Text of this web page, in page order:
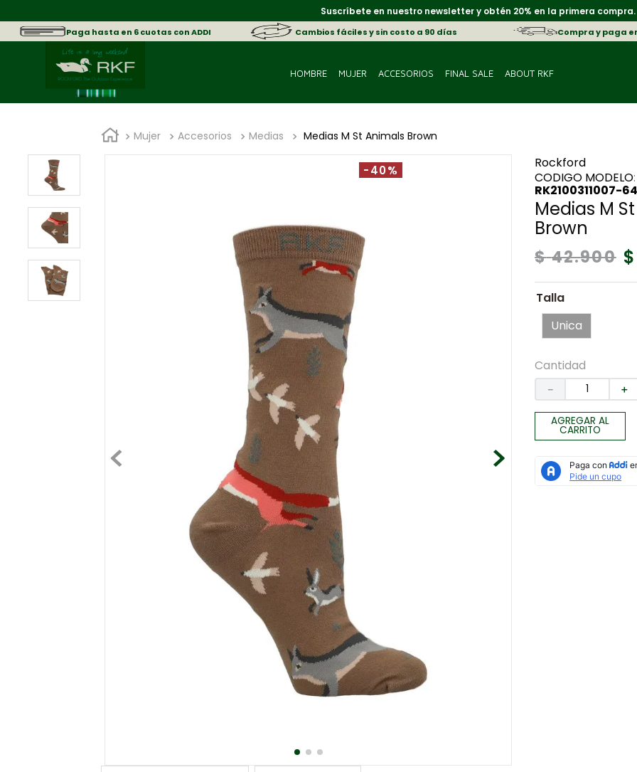
Suscríbete en nuestro newsletter y obtén 20% en la primera compra.
Paga hasta en 6 cuotas con ADDI Cambios fáciles y sin costo a 90 días Compra y paga
HOMBRE MUJER ACCESORIOS FINAL SALE ABOUT RKF
Mujer Accesorios Medias Medias M St Animals Brown
-40%
Rockford
:
RK2100311007-
Medias M
Brown
$ 42.900 $
Talla
Unica
Cantidad
＋
－
AGREGAR AL
CARRITO